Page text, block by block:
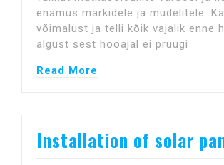
enamus markidele ja mudelitele.
võimalust ja telli kõik vajalik enne
algust sest hooajal ei pruugi
Read More
Installation of solar